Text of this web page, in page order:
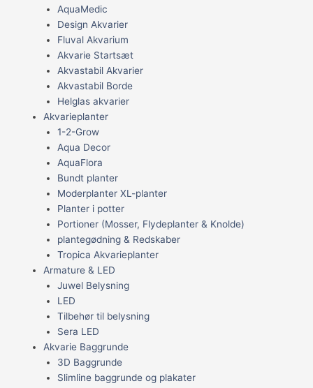
AquaMedic
Design Akvarier
Fluval Akvarium
Akvarie Startsæt
Akvastabil Akvarier
Akvastabil Borde
Helglas akvarier
Akvarieplanter
1-2-Grow
Aqua Decor
AquaFlora
Bundt planter
Moderplanter XL-planter
Planter i potter
Portioner (Mosser, Flydeplanter & Knolde)
plantegødning & Redskaber
Tropica Akvarieplanter
Armature & LED
Juwel Belysning
LED
Tilbehør til belysning
Sera LED
Akvarie Baggrunde
3D Baggrunde
Slimline baggrunde og plakater